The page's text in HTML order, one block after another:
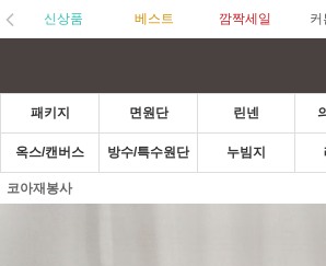
신상품 베스트 깜짝세일 커
패키지 면원단 린넨
옥스/캔버스 방수/특수원단 누빔지
코아재봉사